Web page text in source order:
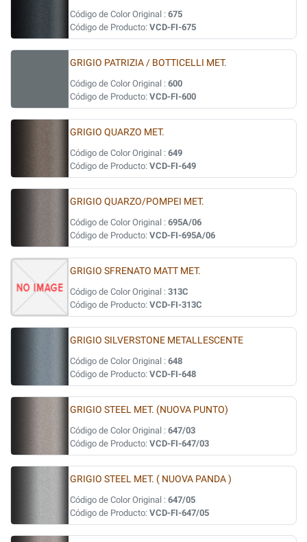
Código de Color Original : 675
Código de Producto: VCD-FI-675
GRIGIO PATRIZIA / BOTTICELLI MET.
Código de Color Original : 600
Código de Producto: VCD-FI-600
GRIGIO QUARZO MET.
Código de Color Original : 649
Código de Producto: VCD-FI-649
GRIGIO QUARZO/POMPEI MET.
Código de Color Original : 695A/06
Código de Producto: VCD-FI-695A/06
GRIGIO SFRENATO MATT MET.
Código de Color Original : 313C
Código de Producto: VCD-FI-313C
GRIGIO SILVERSTONE METALLESCENTE
Código de Color Original : 648
Código de Producto: VCD-FI-648
GRIGIO STEEL MET. (NUOVA PUNTO)
Código de Color Original : 647/03
Código de Producto: VCD-FI-647/03
GRIGIO STEEL MET. ( NUOVA PANDA )
Código de Color Original : 647/05
Código de Producto: VCD-FI-647/05